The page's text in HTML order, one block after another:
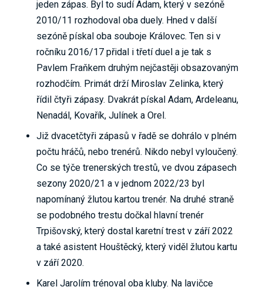
jeden zápas. Byl to sudí Adam, který v sezóně
2010/11 rozhodoval oba duely. Hned v další
sezóně pískal oba souboje Královec. Ten si v
ročníku 2016/17 přidal i třetí duel a je tak s
Pavlem Fraňkem druhým nejčastěji obsazovaným
rozhodčím. Primát drží Miroslav Zelinka, který
řídil čtyři zápasy. Dvakrát pískal Adam, Ardeleanu,
Nenadál, Kovařík, Julínek a Orel.
Již dvacetčtyři zápasů v řadě se dohrálo v plném
počtu hráčů, nebo trenérů. Nikdo nebyl vyloučený.
Co se týče trenerských trestů, ve dvou zápasech
sezony 2020/21 a v jednom 2022/23 byl
napomínaný žlutou kartou trenér. Na druhé straně
se podobného trestu dočkal hlavní trenér
Trpišovský, který dostal karetní trest v září 2022
a také asistent Houštěcký, který viděl žlutou kartu
v září 2020.
Karel Jarolím trénoval oba kluby. Na lavičce